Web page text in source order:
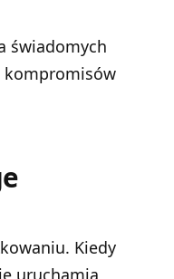
świadomych
kompromisów
Kiedy